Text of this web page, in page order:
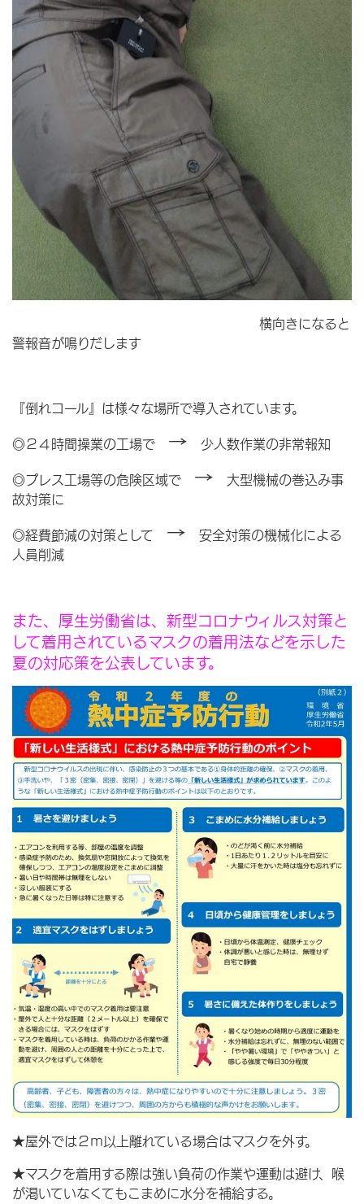
横向きになると
警報音が鳴りだします
『倒れコール』は様々な場所で導入されています。
◎２４時間操業の工場で → 少人数作業の非常報知
◎プレス工場等の危険区域で → 大型機械の巻込み事
故対策に
◎経費節減の対策として → 安全対策の機械化による
人員削減
また、厚生労働省は、新型コロナウィルス対策と
して着用されているマスクの着用法などを示した
夏の対応策を公表しています。
★屋外では２ｍ以上離れている場合はマスクを外す。
★マスクを着用する際は強い負荷の作業や運動は避け、喉
が渇いていなくてもこまめに水分を補給する。